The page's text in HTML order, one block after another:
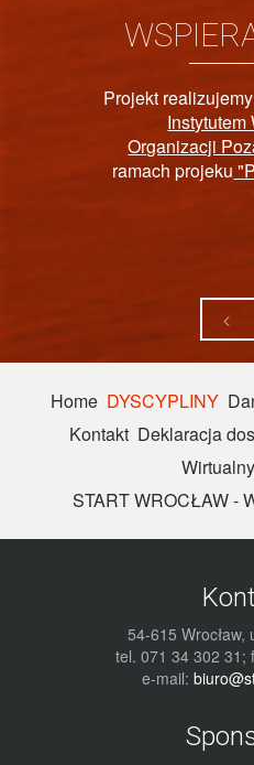
we współpracy z
w
"PITax.pl dla OPP.
Home DYSCYPLINY
Kontakt Deklaracja
START WROCŁAW -
54-615 Wrocław,
tel. 071 34 302 31;
e-mail: